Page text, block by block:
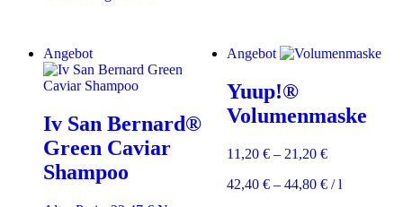
auf.
können
der
werden
Angebot
Iv San Bernard®
Green Caviar
Shampoo
Angebot
Yuup!®
Volumenmaske
11,20 €– 21,20 €
42,40 €– 44,80 €/l